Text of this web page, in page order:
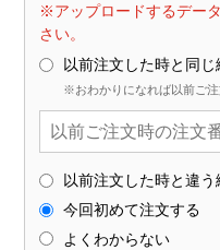
※アップロードするデー
さい。
以前注文した時と同じ
※おわかりになれば以前ご注
以前注文した時と違う
今回初めて注文する
よくわからない